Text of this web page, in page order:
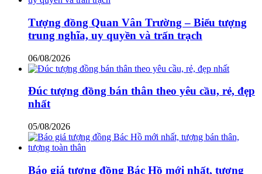
Tượng đồng Quan Vân Trường – Biểu tượng
trung nghĩa, uy quyền và trấn trạch
06/08/2026
Đúc tượng đồng bán thân theo yêu cầu, rẻ, đẹp
nhất
05/08/2026
Báo giá tượng đồng Bác Hồ mới nhất, tượng